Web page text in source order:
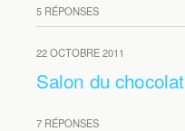
5 RÉPONSES
22 OCTOBRE 2011
Salon du chocolat
7 RÉPONSES